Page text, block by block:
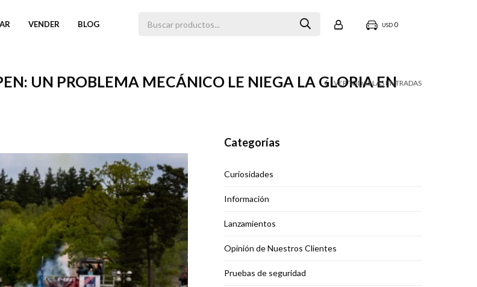
VENDER BLOG USD 0
UN PROBLEMA MECÁNICO LE NIEGA LA GLORIA EN
VER TODAS LAS ENTRADAS
Categorías
Curiosidades
Información
Lanzamientos
Opinión de Nuestros Clientes
Pruebas de seguridad